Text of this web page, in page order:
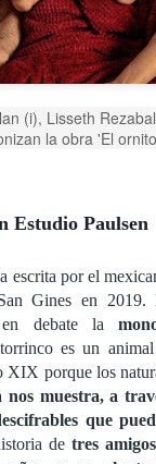
(i), Lisseth
la obra 'El
Estudio Paulsen
escrita por el
Gines en
debate la
es un
XIX porque los
nos muestra, a
que
detres